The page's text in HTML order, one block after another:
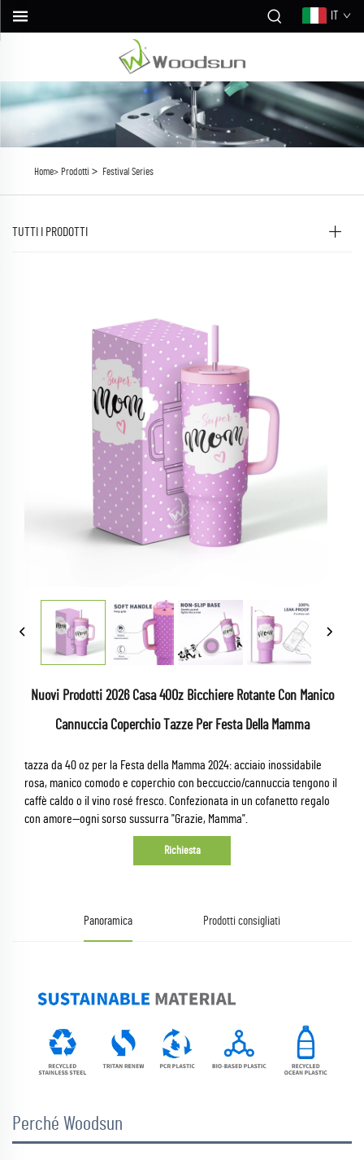
Home> Prodotti > Festival Series
TUTTI I PRODOTTI
Nuovi Prodotti 2026 Casa 40Oz Bicchiere Rotante Con Manico
Cannuccia Coperchio Tazze Per Festa Della Mamma
tazza da 40 oz per la Festa della Mamma 2024: acciaio inossidabile
rosa, manico comodo e coperchio con beccuccio/cannuccia tengono il
caffè caldo o il vino rosé fresco. Confezionata in un cofanetto regalo
con amore—ogni sorso sussurra "Grazie, Mamma".
Richiesta
Panoramica Prodotti consigliati
Perché Woodsun